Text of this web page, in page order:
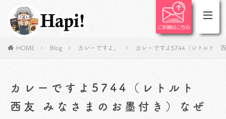
HOME Blog カレーですよ。 カレーですよ5744（レトルト
カレーですよ5744（レトルト
西友 みなさまのお墨付き）なぜ